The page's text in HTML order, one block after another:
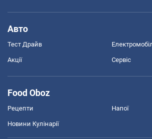
Авто
Тест Драйв
Акції Сервіс
Food Oboz
Рецепти Напої
Новини Кулінарії